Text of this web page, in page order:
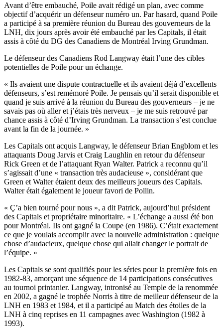
Avant d’être embauché, Poile avait rédigé un plan, avec comme
objectif d’acquérir un défenseur numéro un. Par hasard, quand Poile
a participé à sa première réunion du Bureau des gouverneurs de la
LNH, dix jours après avoir été embauché par les Capitals, il était
assis à côté du DG des Canadiens de Montréal Irving Grundman.
Le défenseur des Canadiens Rod Langway était l’une des cibles
potentielles de Poile pour un échange.
« Ils avaient une dispute contractuelle et ils avaient déjà d’excellents
défenseurs, s’est remémoré Poile. Je pensais qu’il serait disponible et
quand je suis arrivé à la réunion du Bureau des gouverneurs – je ne
savais pas où aller et j’étais très nerveux – je me suis retrouvé par
chance assis à côté d’Irving Grundman. La transaction s’est conclue
avant la fin de la journée. »
Les Capitals ont acquis Langway, le défenseur Brian Engblom et les
attaquants Doug Jarvis et Craig Laughlin en retour du défenseur
Rick Green et de l’attaquant Ryan Walter. Patrick a reconnu qu’il
s’agissait d’une « transaction très audacieuse », considérant que
Green et Walter étaient deux des meilleurs joueurs des Capitals.
Walter était également le joueur favori de Pollin.
« Ç’a bien tourné pour nous », a dit Patrick, aujourd’hui président
des Capitals et propriétaire minoritaire. « L’échange a aussi été bon
pour Montréal. Ils ont gagné la Coupe (en 1986). C’était exactement
ce que je voulais accomplir avec la nouvelle administration : quelque
chose d’audacieux, quelque chose qui allait changer le portrait de
l’équipe. »
Les Capitals se sont qualifiés pour les séries pour la première fois en
1982-83, amorçant une séquence de 14 participations consécutives
au tournoi printanier. Langway, intronisé au Temple de la renommée
en 2002, a gagné le trophée Norris à titre de meilleur défenseur de la
LNH en 1983 et 1984, et il a participé au Match des étoiles de la
LNH à cinq reprises en 11 campagnes avec Washington (1982 à
1993).